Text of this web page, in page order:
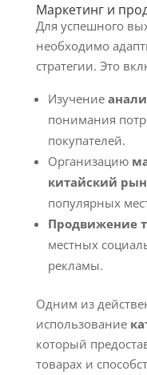
Маркетинг и
Для успешного
необходимо
стратегии. Это
Изучение
понимания
покупателей.
Организацию
китайский
популярных
Продвижение
местных
рекламы.
Одним из
использование
который
товарах и